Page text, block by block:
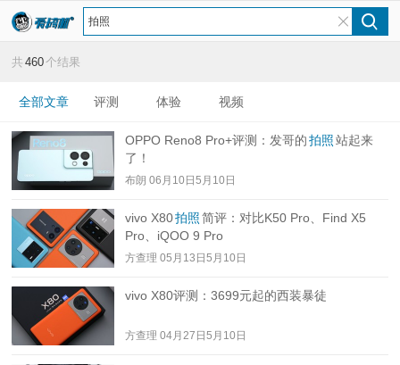
共 460个结果
全部文章 评测 体验 视频
OPPO Reno8 Pro+评测：发哥的 拍照 站起来
了！
布朗 06月10日5月10日
vivo X80拍照 简评：对比K50 Pro、Find X5
Pro、iQOO 9 Pro
方查理 05月13日5月10日
vivo X80评测：3699元起的西装暴徒
方查理 04月27日5月10日